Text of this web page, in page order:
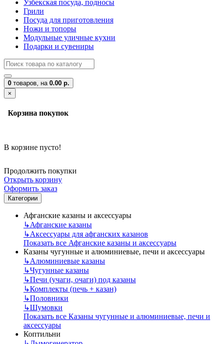
Узбекская посуда, подносы
Грили
Посуда для приготовления
Ножи и топоры
Модульные уличные кухни
Подарки и сувениры
0 товаров, на 0.00 р.
×
Корзина покупок
В корзине пусто!
Продолжить покупки
Открыть корзину
Оформить заказ
Категории
Афганские казаны и аксессуары
↳Афганские казаны
↳Аксессуары для афганских казанов
Показать все Афганские казаны и аксессуары
Казаны чугунные и алюминиевые, печи и аксессуары
↳Алюминиевые казаны
↳Чугунные казаны
↳Печи (учаги, очаги) под казаны
↳Комплекты (печь + казан)
↳Половники
↳Шумовки
Показать все Казаны чугунные и алюминиевые, печи и
аксессуары
Коптильни